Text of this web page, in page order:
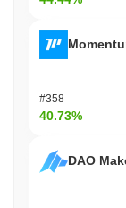
#358
40.73%
DAO